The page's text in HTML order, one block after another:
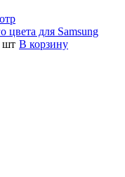
цвета для Samsung
шт В корзину